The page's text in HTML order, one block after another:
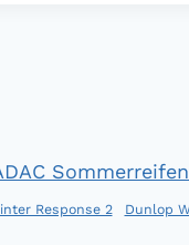
VERSAGEN
Response 2 Dunlop